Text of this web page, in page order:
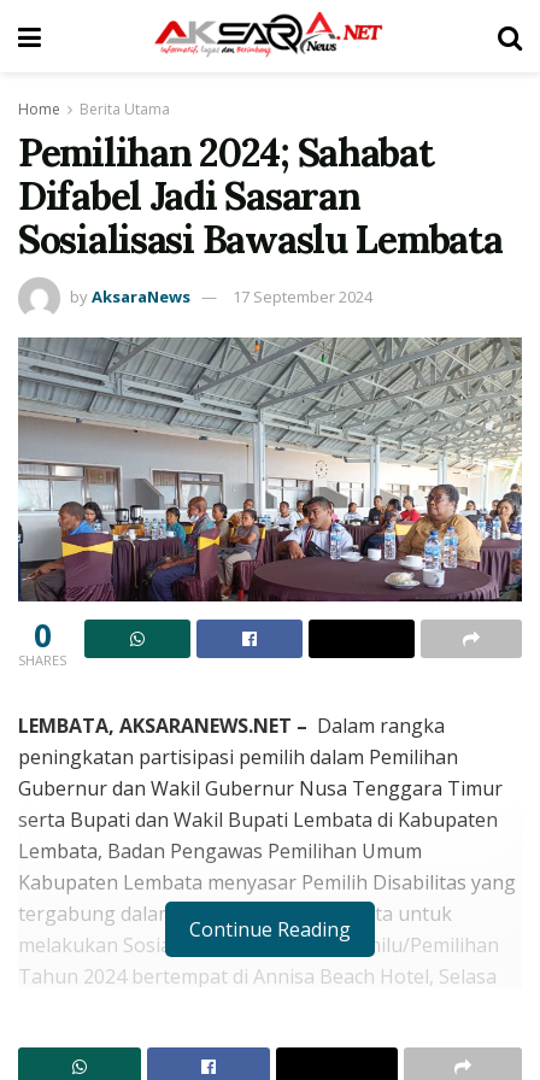
Home Berita Utama
Pemilihan 2024; Sahabat
Difabel Jadi Sasaran
Sosialisasi Bawaslu Lembata
byAksaraNews 17 September 2024
0
SHARES
LEMBATA, AKSARANEWS.NET – Dalam rangka
peningkatan partisipasi pemilih dalam Pemilihan
Gubernur dan Wakil Gubernur Nusa Tenggara Timur
serta Bupati dan Wakil Bupati Lembata di Kabupaten
Lembata, Badan Pengawas Pemilihan Umum
Kabupaten Lembata menyasar Pemilih Disabilitas yang
tergabung dalam Forum Difabel Lembata untuk
melakukan Sosialisasi Pengawasan Pemilu/Pemilihan
Tahun 2024 bertempat di Annisa Beach Hotel, Selasa
Sosialisasi yang dibuka oleh Plh. Ketua Bawaslu
Continue Reading